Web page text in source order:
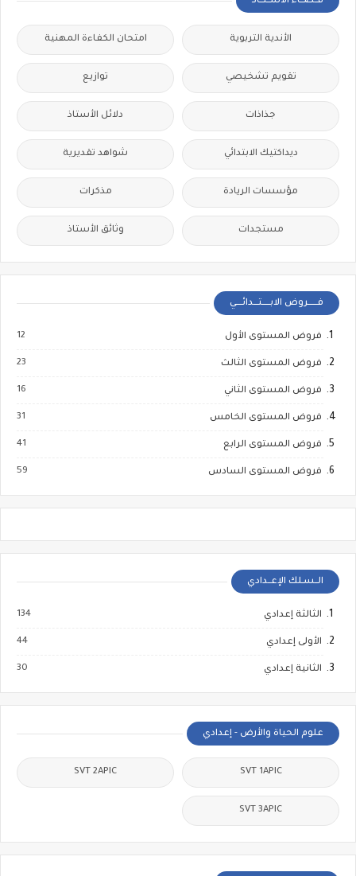
الأندية التربوية امتحان الكفاءة المهنية
تقويم تشخيصي توازيع
جذاذات دلائل الأستاذ
ديداكتيك الابتدائي شواهد تقديرية
مؤسسات الريادة مذكرات
مستجدات وثائق الأستاذ
فــــــروض الابـــــتـــدائــــي
فروض المستوى الأول 12
فروض المستوى الثالث 23
فروض المستوى الثاني 16
فروض المستوى الخامس 31
فروض المستوى الرابع 41
فروض المستوى السادس 59
الــسـلك الإعــدادي
الثالثة إعدادي 134
الأولى إعدادي 44
الثانية إعدادي 30
علوم الحياة والأرض - إعدادي
SVT 1APIC
SVT 2APIC
SVT 3APIC